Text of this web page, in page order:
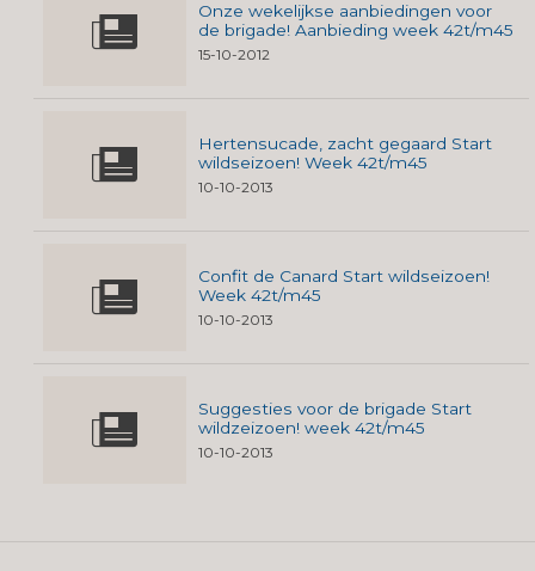
Onze wekelijkse aanbiedingen voor
de brigade! Aanbieding week 42t/m45
15-10-2012
Hertensucade, zacht gegaard Start
wildseizoen! Week 42t/m45
10-10-2013
Confit de Canard Start wildseizoen!
Week 42t/m45
10-10-2013
Suggesties voor de brigade Start
wildzeizoen! week 42t/m45
10-10-2013